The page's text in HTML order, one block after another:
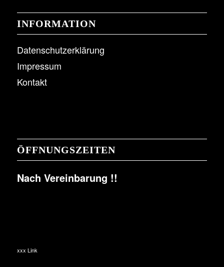
INFORMATION
Datenschutzerklärung
Impressum
Kontakt
ÖFFNUNGSZEITEN
Nach Vereinbarung !!
xxx Link